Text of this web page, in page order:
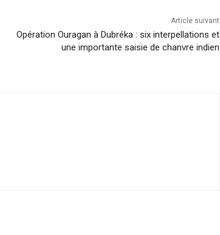
Article suivant
Opération Ouragan à Dubréka : six interpellations et
une importante saisie de chanvre indien